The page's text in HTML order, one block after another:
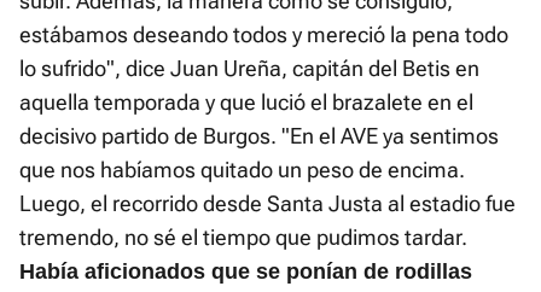
estábamos deseando todos y mereció la pena todo
lo sufrido", dice Juan Ureña, capitán del Betis en
aquella temporada y que lució el brazalete en el
decisivo partido de Burgos. "En el AVE ya sentimos
que nos habíamos quitado un peso de encima.
Luego, el recorrido desde Santa Justa al estadio fue
tremendo, no sé el tiempo que pudimos tardar.
Había aficionados que se ponían de rodillas